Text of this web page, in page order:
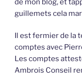
de mon blog, et
guillemets cela
Il est fermier de la
comptes avec
Les comptes
Ambrois Conseil